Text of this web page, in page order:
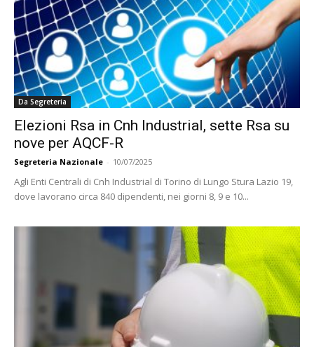
Da Segreteria
Elezioni Rsa in Cnh Industrial, sette Rsa su
nove per AQCF-R
Segreteria Nazionale - 10/07/2025
Agli Enti Centrali di Cnh Industrial di Torino di Lungo Stura Lazio 19,
dove lavorano circa 840 dipendenti, nei giorni 8, 9 e 10...